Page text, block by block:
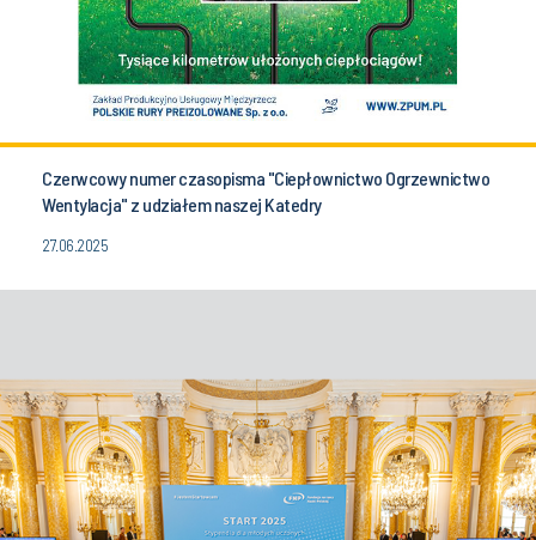
Czerwcowy numer czasopisma "Ciepłownictwo Ogrzewnictwo
Wentylacja" z udziałem naszej Katedry
27.06.2025